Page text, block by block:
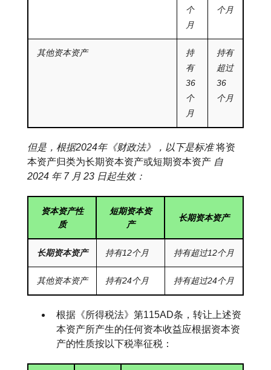
个
月
个月
其他资本资产
持
有
36
个
月
持有
超过
36
个月
但是，根据2024年《财政法》，以下是标准将资
本资产归类为长期资本资产或短期资本资产 自
2024 年 7 月 23 日起生效：
资本资产性
质
短期资本资
产
长期资本资产
长期资本资产 持有12个月 持有超过12个月
其他资本资产 持有24个月 持有超过24个月
根据《所得税法》第115AD条，转让上述资
本资产所产生的任何资本收益应根据资本资
产的性质按以下税率征税：